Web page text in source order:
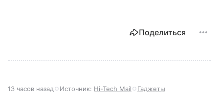
Поделиться
13 часов назад Источник: Hi-Tech Mail Гаджеты